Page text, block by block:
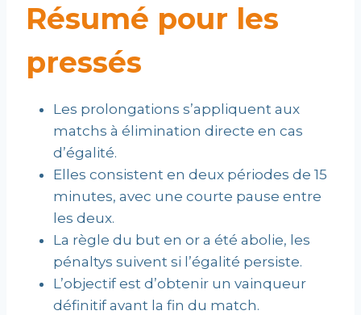
Résumé pour les
pressés
Les prolongations s’appliquent aux
matchs à élimination directe en cas
d’égalité.
Elles consistent en deux périodes de 15
minutes, avec une courte pause entre
les deux.
La règle du but en or a été abolie, les
pénaltys suivent si l’égalité persiste.
L’objectif est d’obtenir un vainqueur
définitif avant la fin du match.